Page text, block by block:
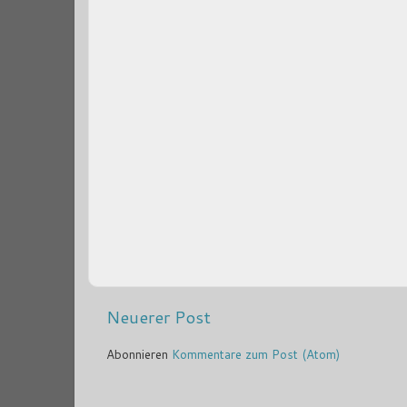
Neuerer Post
Abonnieren Kommentare zum Post (Atom)